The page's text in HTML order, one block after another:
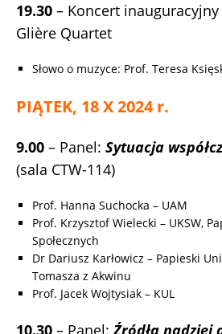
19.30 – Koncert inauguracyjny
Glière Quartet
Słowo o muzyce: Prof. Teresa
PIĄTEK, 18 X 2024 r.
9.00 – Panel: Sytuacja
(sala CTW-114)
Prof. Hanna Suchocka – UAM
Prof. Krzysztof Wielecki – UKSW,
Społecznych
Dr Dariusz Karłowicz – Papieski
Tomasza z Akwinu
Prof. Jacek Wojtysiak – KUL